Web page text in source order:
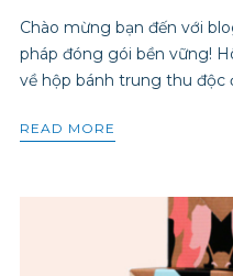
Chào mừng bạn đến với
pháp đóng gói bền vững!
về hộp bánh trung thu độc
READ MORE